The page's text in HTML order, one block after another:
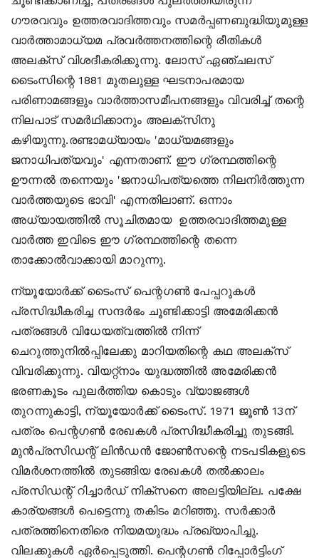
ഗൗരവവും ഉത്തരവാദിത്തവും സമര്‍പ്പണബുദ്ധിയുമുള്ള
വാര്‍ത്താമാധ്യമ പ്രവര്‍ത്തനത്തിന്റെ രീതികള്‍
അലക്‌സ് വിശദീകരിക്കുന്നു. ലോസ് ഏഞ്ചലസ്
ടൈംസിന്റെ 1881 മുതലുള്ള ഘടനാപരമായ
പരിണാമങ്ങളും വാര്‍ത്താസമീപനങ്ങളും വിവരിച്ച് തന്റെ
നിലപാട് സമര്‍ഥിക്കാനും അലക്‌സിനു
കഴിയുന്നു.രണ്ടാമധ്യായം 'മാധ്യമങ്ങളും
ജനാധിപത്യവും' എന്നതാണ്. ഈ ഗ്രന്ഥത്തിന്റെ
ഊന്നല്‍ തന്നെയും 'ജനാധിപത്യത്തെ നിലനിര്‍ത്തുന്ന
വാര്‍ത്തയുടെ ഭാവി' എന്നതിലാണ്. ഒന്നാം
അധ്യായത്തില്‍ സൂചിതമായ ഉത്തരവാദിത്തമുള്ള
വാര്‍ത്ത ഇവിടെ ഈ ഗ്രന്ഥത്തിന്റെ തന്നെ
താക്കോല്‍വാക്കായി മാറുന്നു.
ന്യൂയോര്‍ക്ക് ടൈംസ് പെന്റഗണ്‍ പേപ്പറുകള്‍
പ്രസിദ്ധീകരിച്ച സന്ദര്‍ഭം ചൂണ്ടിക്കാട്ടി അമേരിക്കന്‍
പത്രങ്ങള്‍ വിധേയത്വത്തില്‍ നിന്ന്
ചെറുത്തുനില്‍പ്പിലേക്കു മാറിയതിന്റെ കഥ അലക്‌സ്
വിവരിക്കുന്നു. വിയറ്റ്‌നാം യുദ്ധത്തില്‍ അമേരിക്കന്‍
ഭരണകൂടം പുലര്‍ത്തിയ കൊടും വ്യാജങ്ങള്‍
തുറന്നുകാട്ടി, ന്യൂയോര്‍ക്ക് ടൈംസ്. 1971 ജൂണ്‍ 13ന്
പത്രം പെന്റഗണ്‍ രേഖകള്‍ പ്രസിദ്ധീകരിച്ചു തുടങ്ങി.
മുന്‍പ്രസിഡന്റ് ലിന്‍ഡന്‍ ജോണ്‍സന്റെ നടപടികളുടെ
വിമര്‍ശനത്തില്‍ തുടങ്ങിയ രേഖകള്‍ തല്‍ക്കാലം
പ്രസിഡന്റ് റിച്ചാര്‍ഡ് നിക്‌സനെ അലട്ടിയില്ല. പക്ഷേ
കാര്യങ്ങള്‍ പെട്ടെന്നു തകിടം മറിഞ്ഞു. സര്‍ക്കാര്‍
പത്രത്തിനെതിരെ നിയമയുദ്ധം പ്രഖ്യാപിച്ചു.
വിലക്കുകള്‍ ഏര്‍പ്പെടുത്തി. പെന്റഗണ്‍ റിപ്പോര്‍ട്ടിംഗ്